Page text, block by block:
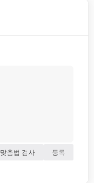
맞춤법 검사 등록